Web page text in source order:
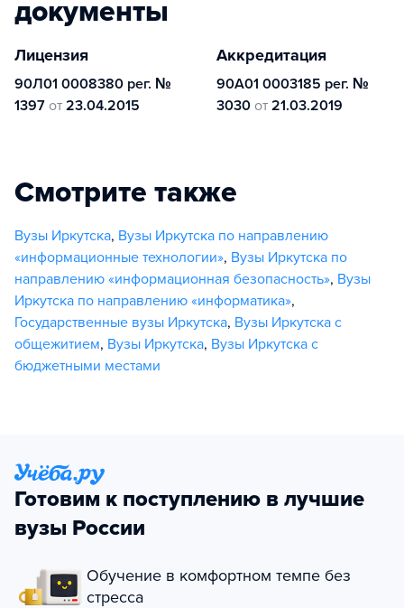
документы
Лицензия
90Л01 0008380 рег. №
1397 от 23.04.2015
Аккредитация
90А01 0003185 рег. №
3030 от 21.03.2019
Смотрите также
Вузы Иркутска, Вузы Иркутска по направлению
«информационные технологии», Вузы Иркутска по
направлению «информационная безопасность», Вузы
Иркутска по направлению «информатика»,
Государственные вузы Иркутска, Вузы Иркутска с
общежитием, Вузы Иркутска, Вузы Иркутска с
бюджетными местами
Готовим к поступлению в лучшие
вузы России
Обучение в комфортном темпе без
стресса